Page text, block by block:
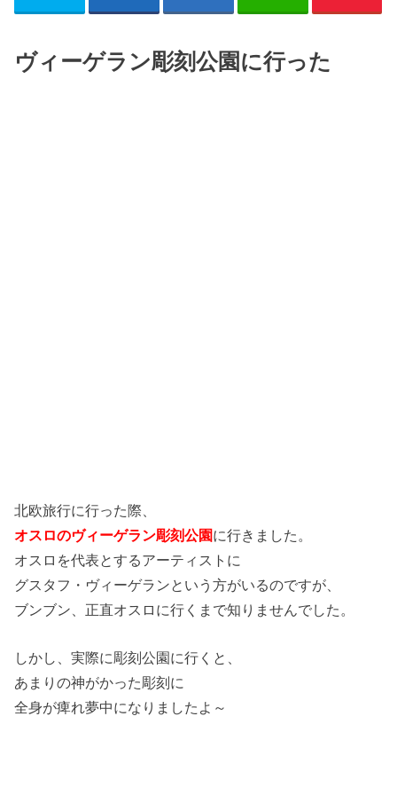
ヴィーゲラン彫刻公園に行った
北欧旅行に行った際、
オスロのヴィーゲラン彫刻公園に行きました。
オスロを代表とするアーティストに
グスタフ・ヴィーゲランという方がいるのですが、
ブンブン、正直オスロに行くまで知りませんでした。
しかし、実際に彫刻公園に行くと、
あまりの神がかった彫刻に
全身が痺れ夢中になりましたよ～